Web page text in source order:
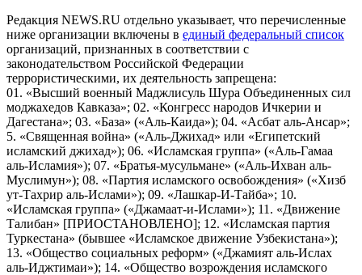
Редакция NEWS.RU отдельно указывает, что перечисленные
ниже организации включены в единый федеральный список
организаций, признанных в соответствии с
законодательством Российской Федерации
террористическими, их деятельность запрещена:
01. «Высший военный Маджлисуль Шура Объединенных сил
моджахедов Кавказа»; 02. «Конгресс народов Ичкерии и
Дагестана»; 03. «База» («Аль-Каида»); 04. «Асбат аль-Ансар»;
5. «Священная война» («Аль-Джихад» или «Египетский
исламский джихад»); 06. «Исламская группа» («Аль-Гамаа
аль-Исламия»); 07. «Братья-мусульмане» («Аль-Ихван аль-
Муслимун»); 08. «Партия исламского освобождения» («Хизб
ут-Тахрир аль-Ислами»); 09. «Лашкар-И-Тайба»; 10.
«Исламская группа» («Джамаат-и-Ислами»); 11. «Движение
Талибан» [ПРИОСТАНОВЛЕНО]; 12. «Исламская партия
Туркестана» (бывшее «Исламское движение Узбекистана»);
13. «Общество социальных реформ» («Джамият аль-Ислах
аль-Иджтимаи»); 14. «Общество возрождения исламского